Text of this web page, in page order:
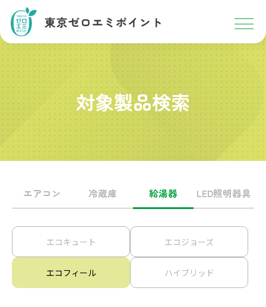
対象製品検索
エアコン 冷蔵庫 給湯器 LED照明器具
エコキュート エコジョーズ
エコフィール ハイブリッド